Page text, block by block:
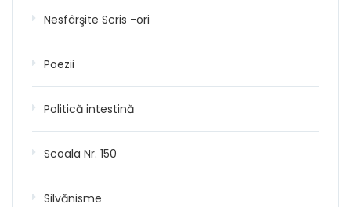
Nesfârşite Scris -ori
Poezii
Politică intestină
Scoala Nr. 150
Silvănisme